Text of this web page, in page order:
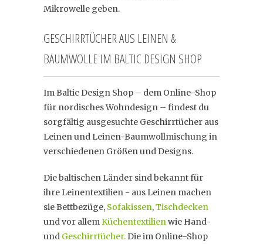
Mikrowelle geben.
GESCHIRRTÜCHER AUS LEINEN &
BAUMWOLLE IM BALTIC DESIGN SHOP
Im Baltic Design Shop – dem Online-Shop
für nordisches Wohndesign – findest du
sorgfältig ausgesuchte Geschirrtücher aus
Leinen und Leinen-Baumwollmischung in
verschiedenen Größen und Designs.
Die baltischen Länder sind bekannt für
ihre Leinentextilien - aus Leinen machen
sie Bettbezüge, Sofakissen,Tischdecken
und vor allemKüchentextilienwie Hand-
und Geschirrtücher.Die im Online-Shop